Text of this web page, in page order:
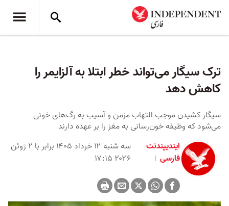
ترک سیگار می‌تواند خطر ابتلا به آلزایمر را
کاهش دهد
سیگار کشیدن موجب التهاب مزمن و آسیب به رگ‌های خونی
می‌شود که وظیفه خون‌رسانی به مغز را بر عهده دارند
ایندیپندنت
فارسی
سه شنبه ۱۲ خرداد ۱۴۰۵ برابر با ۲ ژوئن
۲۰۲۶ ۱۷:۱۵